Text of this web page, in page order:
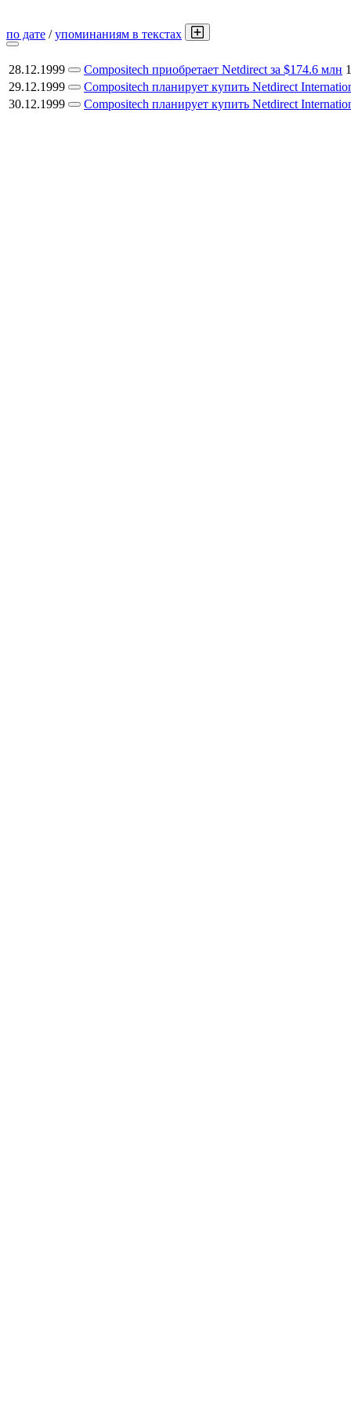
по дате /упоминаниям в текстах
28.12.1999 Compositech приобретает Netdirect за $174.6 млн 1
29.12.1999
Compositech планирует купить Netdirect
30.12.1999
Compositech планирует купить Netdirect